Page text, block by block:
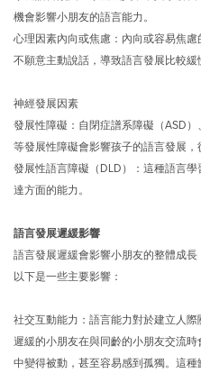
機會影響小朋友的語言能力。
心理因素內向或焦慮：內向或容易焦
不願意主動說話，導致語言發展比較緩
神經發展因素
發展性障礙：自閉症譜系障礙（ASD
等發展性障礙會影響孩子的語言發展，
發展性語言障礙（DLD）：這種語言
達方面的能力。
語言發展遲緩影響
語言發展遲緩會影響小朋友的整體成長
以下是一些主要影響：
社交互動能力：語言能力對於建立人
遲緩的小朋友在與同齡的小朋友交流
中變得被動，甚至容易感到孤獨。這